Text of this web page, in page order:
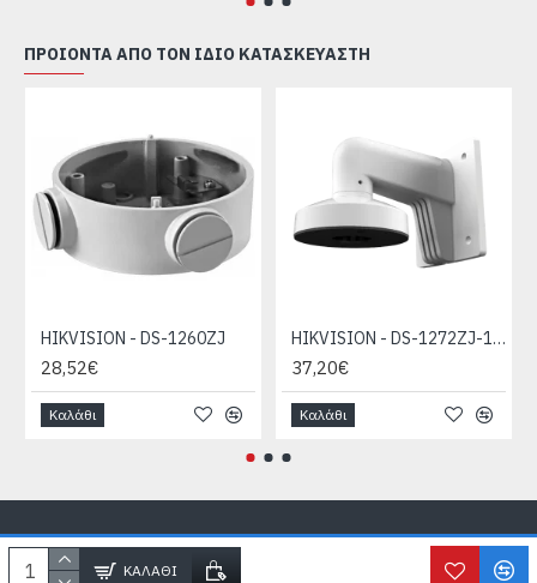
ΚΑΛΆΘΙ
ΠΡΟΙΌΝΤΑ ΑΠΌ ΤΟΝ ΊΔΙΟ ΚΑΤΑΣΚΕΥΑΣΤΉ
HIKVISION - DS-1260ZJ
28,52€
Καλάθι
HIKVISION - DS-1272ZJ-110-TRS
37,20€
Καλάθι
Copyright © SecureLife.gr2026, All Rights Reserved